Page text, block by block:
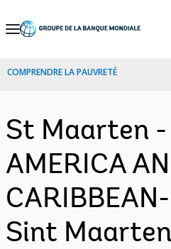
Skip
Navigation
COMPRENDRE LA PAUVRETÉ
St Maarten -
AMERICA
Sint Maarten